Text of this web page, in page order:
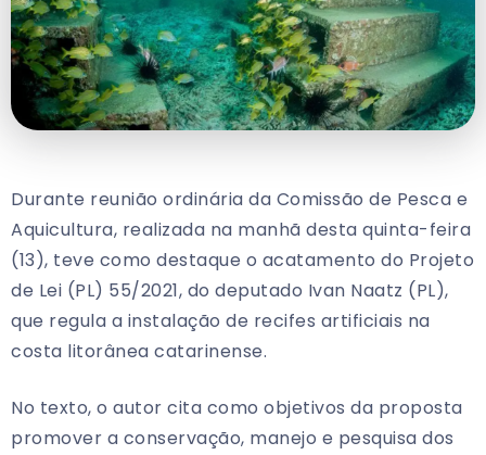
Durante reunião ordinária da Comissão de Pesca e
Aquicultura, realizada na manhã desta quinta-feira
(13), teve como destaque o acatamento do Projeto
de Lei (PL) 55/2021, do deputado Ivan Naatz (PL),
que regula a instalação de recifes artificiais na
costa litorânea catarinense.
No texto, o autor cita como objetivos da proposta
promover a conservação, manejo e pesquisa dos